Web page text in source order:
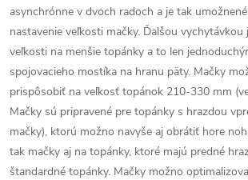
asynchrónne v dvoch radoch a je tak
nastavenie veľkosti mačky. Ďalšou vychytávkou
veľkosti na menšie topánky a to len
spojovacieho mostíka na hranu päty. Mačky
prispôsobiť na veľkosť topánok 210-330 mm
Mačky sú pripravené pre topánky s hrazdou
mačky), ktorú možno navyše aj obrátiť hore
tak mačky aj na topánky, ktoré majú predné
štandardné topánky. Mačky možno